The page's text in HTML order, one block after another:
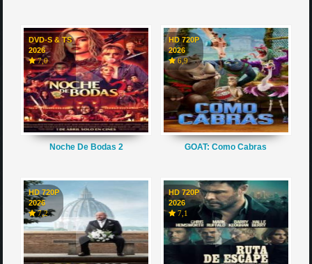
DVD-S & TS
2026
7,0
Noche De Bodas 2
HD 720P
2026
6,9
GOAT: Como Cabras
HD 720P
2026
7,2
HD 720P
2026
7,1